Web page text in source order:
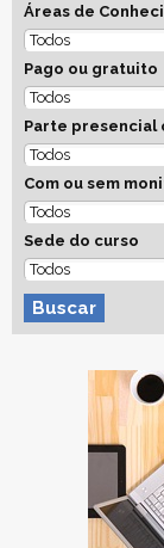
Áreas de
Pago ou gratuito
Parte presencial
Com ou sem
Sede do curso
Buscar